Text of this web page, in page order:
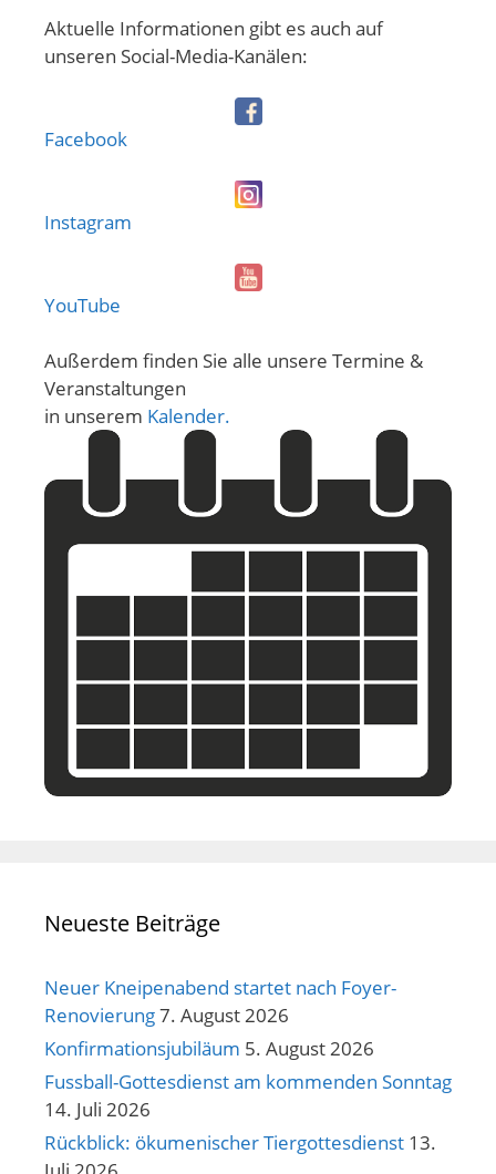
Aktuelle Informationen gibt es auch auf
unseren Social-Media-Kanälen:
Facebook
Instagram
YouTube
Außerdem finden Sie alle unsere Termine &
Veranstaltungen
in unserem Kalender.
Neueste Beiträge
Neuer Kneipenabend startet nach Foyer-
Renovierung7. August 2026
Konfirmationsjubiläum 5. August 2026
Fussball-Gottesdienst am kommenden Sonntag
14. Juli 2026
Rückblick: ökumenischer Tiergottesdienst 13.